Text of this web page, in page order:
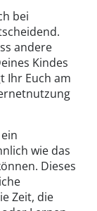
bei
andere
Kindes
Ihr Euch am
wie das
Dieses
Zeit, die